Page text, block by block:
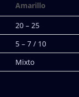
Amarillo
20 – 25
5 – 7 / 10
Mixto